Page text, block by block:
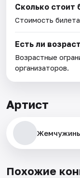
Сколько стоит
Стоимость
Есть ли
Возрастные
организаторов.
Артист
Похожие